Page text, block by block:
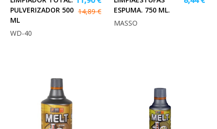
PULVERIZADOR 500
ML
14,89 €
WD-40
ESPUMA. 750 ML.
MASSO